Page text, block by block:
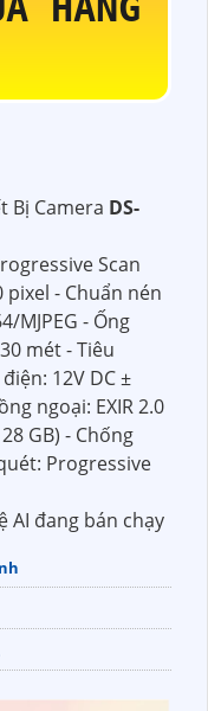
Bị Camera DS-
Scan
pixel - Chuẩn nén
MJPEG - Ống
mét - Tiêu
12V DC ±
ngoại: EXIR 2.0
GB) - Chống
Progressive
AI đang bán chạy